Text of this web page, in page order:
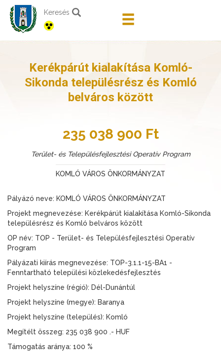
Keresés
Kerékpárút kialakítása Komló-
Sikonda településrész és Komló
belváros között
235 038 900 Ft
Terület- és Településfejlesztési Operatív Program
KOMLÓ VÁROS ÖNKORMÁNYZAT
Pályázó neve: KOMLÓ VÁROS ÖNKORMÁNYZAT
Projekt megnevezése: Kerékpárút kialakítása Komló-Sikonda
településrész és Komló belváros között
OP név: TOP - Terület- és Településfejlesztési Operatív
Program
Pályázati kiírás megnevezése: TOP-3.1.1-15-BA1 -
Fenntartható települési közlekedésfejlesztés
Projekt helyszíne (régió): Dél-Dunántúl
Projekt helyszíne (megye): Baranya
Projekt helyszíne (település): Komló
Megítélt összeg: 235 038 900 .- HUF
Támogatás aránya: 100 %